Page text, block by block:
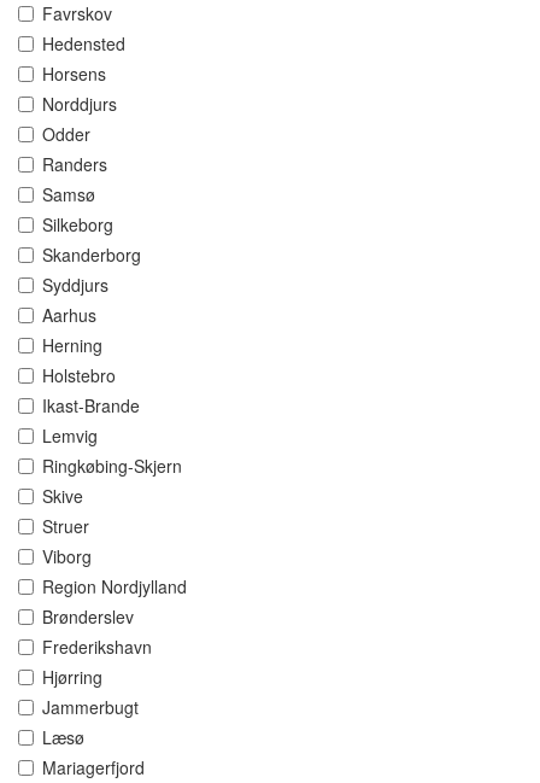
Favrskov
Hedensted
Horsens
Norddjurs
Odder
Randers
Samsø
Silkeborg
Skanderborg
Syddjurs
Aarhus
Herning
Holstebro
Ikast-Brande
Lemvig
Ringkøbing-Skjern
Skive
Struer
Viborg
Region Nordjylland
Brønderslev
Frederikshavn
Hjørring
Jammerbugt
Læsø
Mariagerfjord